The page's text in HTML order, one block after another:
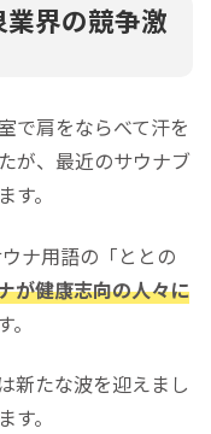
界の競争激
で肩をならべて汗を
が、最近のサウナブ
。
ナ用語の「ととの
が健康志向の人々に
新たな波を迎えまし
。